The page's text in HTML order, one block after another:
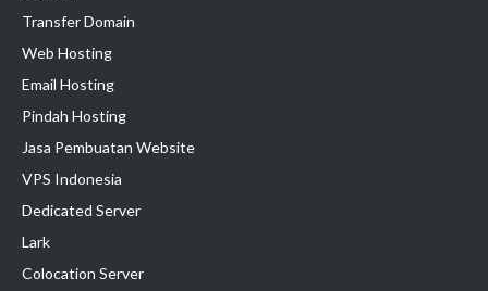
Transfer Domain
Web Hosting
Email Hosting
Pindah Hosting
Jasa Pembuatan Website
VPS Indonesia
Dedicated Server
Lark
Colocation Server